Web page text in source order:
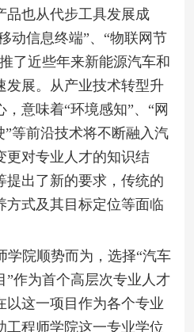
品也从代步工具发展成
动信息终端”、 “物联网节
了近些年来新能源汽车和
发展。从产业技术转型升
，意味着“环境感知”、 “网
”等前沿技术将不断融入汽
更对专业人才的知识结
提出了新的要求，传统的
方式及其目标定位等面临
学院顺势而为，选择“汽车
”作为首个高层次专业人才
以这一项目作为各个专业
工程师学院这一专业学位